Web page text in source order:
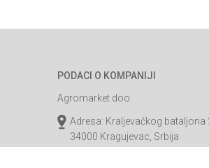
PODACI O KOMPANIJI
Agromarket doo
Adresa: Kraljevačkog bataljona
34000 Kragujevac, Srbija